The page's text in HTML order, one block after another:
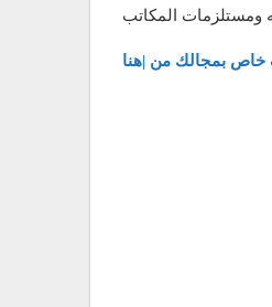
بمجالك من |هنا